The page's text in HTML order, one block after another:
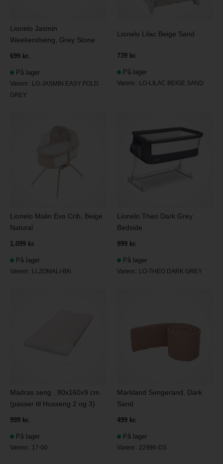
Lionelo Jasmin
Weekendseng, Grey Stone
699 kr.
På lager
Varenr.: LO-JASMIN EASY FOLD
GREY
Lionelo Lilac Beige Sand
739 kr.
På lager
Varenr.: LO-LILAC BEIGE SAND
Lionelo Malin Evo Crib, Beige
Natural
1.099 kr.
På lager
Varenr.: LLZOMALI-BN
Lionelo Theo Dark Grey
Bedside
999 kr.
På lager
Varenr.: LO-THEO DARK GREY
Madras seng , 80x160x9 cm.
(passer til Husseng 2 og 3)
999 kr.
På lager
Varenr.: 17-00
Markland Sengerand, Dark
Sand
499 kr.
På lager
Varenr.: 22996-DS